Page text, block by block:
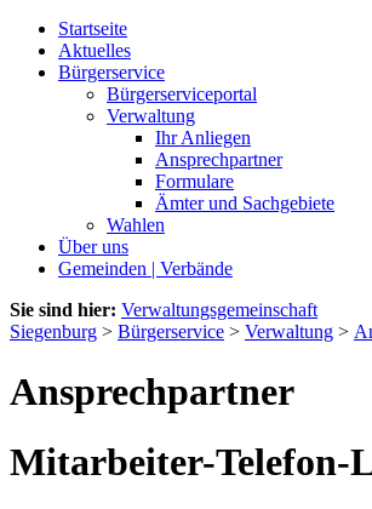
Startseite
Aktuelles
Bürgerservice
Bürgerserviceportal
Verwaltung
Ihr Anliegen
Ansprechpartner
Formulare
Ämter und Sachgebiete
Wahlen
Über uns
Gemeinden | Verbände
Sie sind hier: Verwaltungsgemeinschaft
Siegenburg > Bürgerservice > Verwaltung >
Ansprechpartner
Mitarbeiter-Telefon-